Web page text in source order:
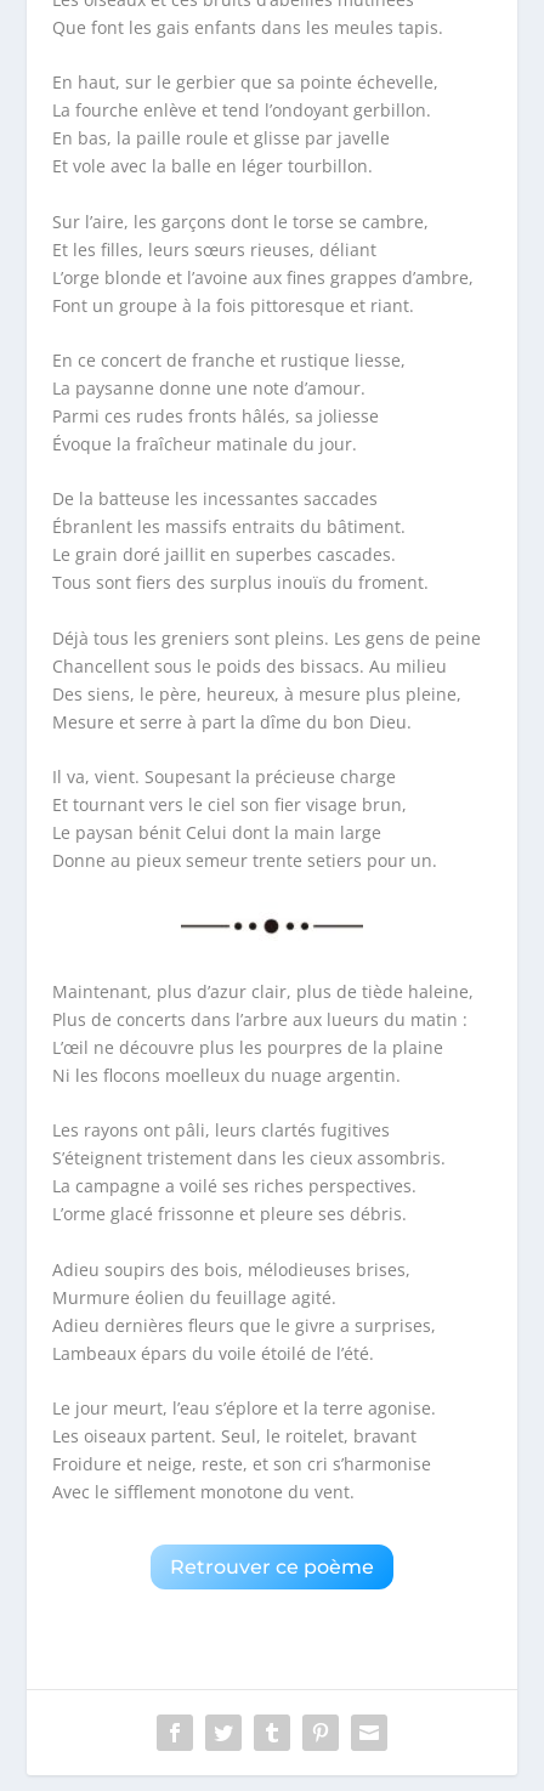
Que font les gais enfants dans les meules tapis.
En haut, sur le gerbier que sa pointe échevelle,
La fourche enlève et tend l’ondoyant gerbillon.
En bas, la paille roule et glisse par javelle
Et vole avec la balle en léger tourbillon.
Sur l’aire, les garçons dont le torse se cambre,
Et les filles, leurs sœurs rieuses, déliant
L’orge blonde et l’avoine aux fines grappes d’ambre,
Font un groupe à la fois pittoresque et riant.
En ce concert de franche et rustique liesse,
La paysanne donne une note d’amour.
Parmi ces rudes fronts hâlés, sa joliesse
Évoque la fraîcheur matinale du jour.
De la batteuse les incessantes saccades
Ébranlent les massifs entraits du bâtiment.
Le grain doré jaillit en superbes cascades.
Tous sont fiers des surplus inouïs du froment.
Déjà tous les greniers sont pleins. Les gens de peine
Chancellent sous le poids des bissacs. Au milieu
Des siens, le père, heureux, à mesure plus pleine,
Mesure et serre à part la dîme du bon Dieu.
Il va, vient. Soupesant la précieuse charge
Et tournant vers le ciel son fier visage brun,
Le paysan bénit Celui dont la main large
Donne au pieux semeur trente setiers pour un.
Maintenant, plus d’azur clair, plus de tiède haleine,
Plus de concerts dans l’arbre aux lueurs du matin :
L’œil ne découvre plus les pourpres de la plaine
Ni les flocons moelleux du nuage argentin.
Les rayons ont pâli, leurs clartés fugitives
S’éteignent tristement dans les cieux assombris.
La campagne a voilé ses riches perspectives.
L’orme glacé frissonne et pleure ses débris.
Adieu soupirs des bois, mélodieuses brises,
Murmure éolien du feuillage agité.
Adieu dernières fleurs que le givre a surprises,
Lambeaux épars du voile étoilé de l’été.
Le jour meurt, l’eau s’éplore et la terre agonise.
Les oiseaux partent. Seul, le roitelet, bravant
Froidure et neige, reste, et son cri s’harmonise
Avec le sifflement monotone du vent.
Retrouver ce poème